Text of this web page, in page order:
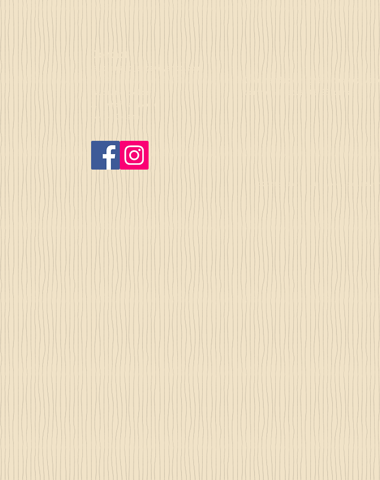
Contact
la_plume_d_alice@yahoo.com
La plume d'Alice
2, lieu dit la rivière
35140 Gosné
Commandez en ligne et recevez votre
commande sous 3 à 25 jours
© 2023 by Just 4 Kids. Proudly created with